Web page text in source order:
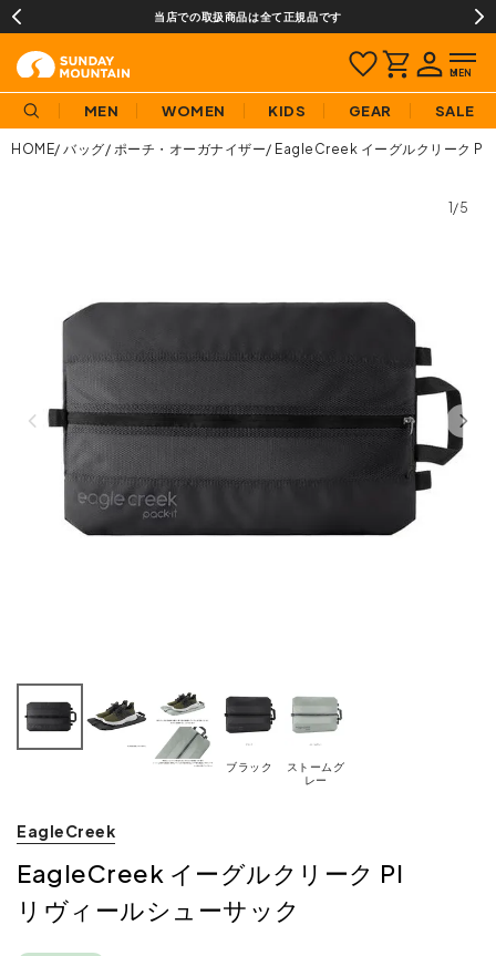
当店での取扱商品は全て正規品です
MEN WOMEN KIDS GEAR SALE
HOME バッグ ポーチ・オーガナイザー EagleCreek イーグルクリーク PI
1/5
ブラック
ストームグ
レー
EagleCreek
EagleCreek イーグルクリーク PI
リヴィールシューサック